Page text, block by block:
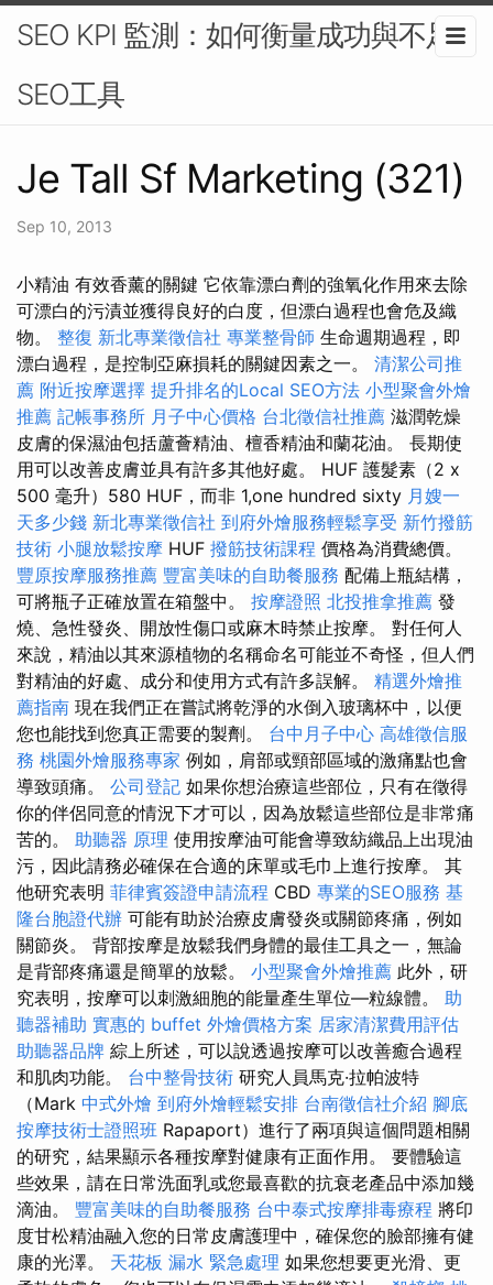
SEO KPI 監測：如何衡量成功與不足-
SEO工具
Je Tall Sf Marketing (321)
Sep 10, 2013
小精油 有效香薰的關鍵 它依靠漂白劑的強氧化作用來去除
可漂白的污漬並獲得良好的白度，但漂白過程也會危及織
物。 整復 新北專業徵信社 專業整骨師 生命週期過程，即
漂白過程，是控制亞麻損耗的關鍵因素之一。 清潔公司推
薦 附近按摩選擇 提升排名的Local SEO方法 小型聚會外燴
推薦 記帳事務所 月子中心價格 台北徵信社推薦 滋潤乾燥
皮膚的保濕油包括蘆薈精油、檀香精油和蘭花油。 長期使
用可以改善皮膚並具有許多其他好處。 HUF 護髮素（2 x
500 毫升）580 HUF，而非 1,one hundred sixty 月嫂一
天多少錢 新北專業徵信社 到府外燴服務輕鬆享受 新竹撥筋
技術 小腿放鬆按摩 HUF 撥筋技術課程 價格為消費總價。
豐原按摩服務推薦 豐富美味的自助餐服務 配備上瓶結構，
可將瓶子正確放置在箱盤中。 按摩證照 北投推拿推薦 發
燒、急性發炎、開放性傷口或麻木時禁止按摩。 對任何人
來說，精油以其來源植物的名稱命名可能並不奇怪，但人們
對精油的好處、成分和使用方式有許多誤解。 精選外燴推
薦指南 現在我們正在嘗試將乾淨的水倒入玻璃杯中，以便
您也能找到您真正需要的製劑。 台中月子中心 高雄徵信服
務 桃園外燴服務專家 例如，肩部或頸部區域的激痛點也會
導致頭痛。 公司登記 如果你想治療這些部位，只有在徵得
你的伴侶同意的情況下才可以，因為放鬆這些部位是非常痛
苦的。 助聽器 原理 使用按摩油可能會導致紡織品上出現油
污，因此請務必確保在合適的床單或毛巾上進行按摩。 其
他研究表明 菲律賓簽證申請流程 CBD 專業的SEO服務 基
隆台胞證代辦 可能有助於治療皮膚發炎或關節疼痛，例如
關節炎。 背部按摩是放鬆我們身體的最佳工具之一，無論
是背部疼痛還是簡單的放鬆。 小型聚會外燴推薦 此外，研
究表明，按摩可以刺激細胞的能量產生單位—粒線體。 助
聽器補助 實惠的 buffet 外燴價格方案 居家清潔費用評估
助聽器品牌 綜上所述，可以說透過按摩可以改善癒合過程
和肌肉功能。 台中整骨技術 研究人員馬克·拉帕波特
（Mark 中式外燴 到府外燴輕鬆安排 台南徵信社介紹 腳底
按摩技術士證照班 Rapaport）進行了兩項與這個問題相關
的研究，結果顯示各種按摩對健康有正面作用。 要體驗這
些效果，請在日常洗面乳或您最喜歡的抗衰老產品中添加幾
滴油。 豐富美味的自助餐服務 台中泰式按摩排毒療程 將印
度甘松精油融入您的日常皮膚護理中，確保您的臉部擁有健
康的光澤。 天花板 漏水 緊急處理 如果您想要更光滑、更